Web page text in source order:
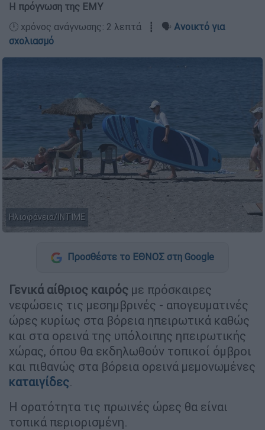
Η πρόγνωση της ΕΜΥ
🕛 χρόνος ανάγνωσης: 2 λεπτά ┋ 🗣️ Ανοικτό για
σχολιασμό
Ηλιοφάνεια/ΙΝΤΙΜΕ
Προσθέστε το ΕΘΝΟΣ στη Google
Γενικά αίθριος καιρός με πρόσκαιρες
νεφώσεις τις μεσημβρινές - απογευματινές
ώρες κυρίως στα βόρεια ηπειρωτικά καθώς
και στα ορεινά της υπόλοιπης ηπειρωτικής
χώρας, όπου θα εκδηλωθούν τοπικοί όμβροι
και πιθανώς στα βόρεια ορεινά μεμονωμένες
καταιγίδες.
Η ορατότητα τις πρωινές ώρες θα είναι
τοπικά περιορισμένη.